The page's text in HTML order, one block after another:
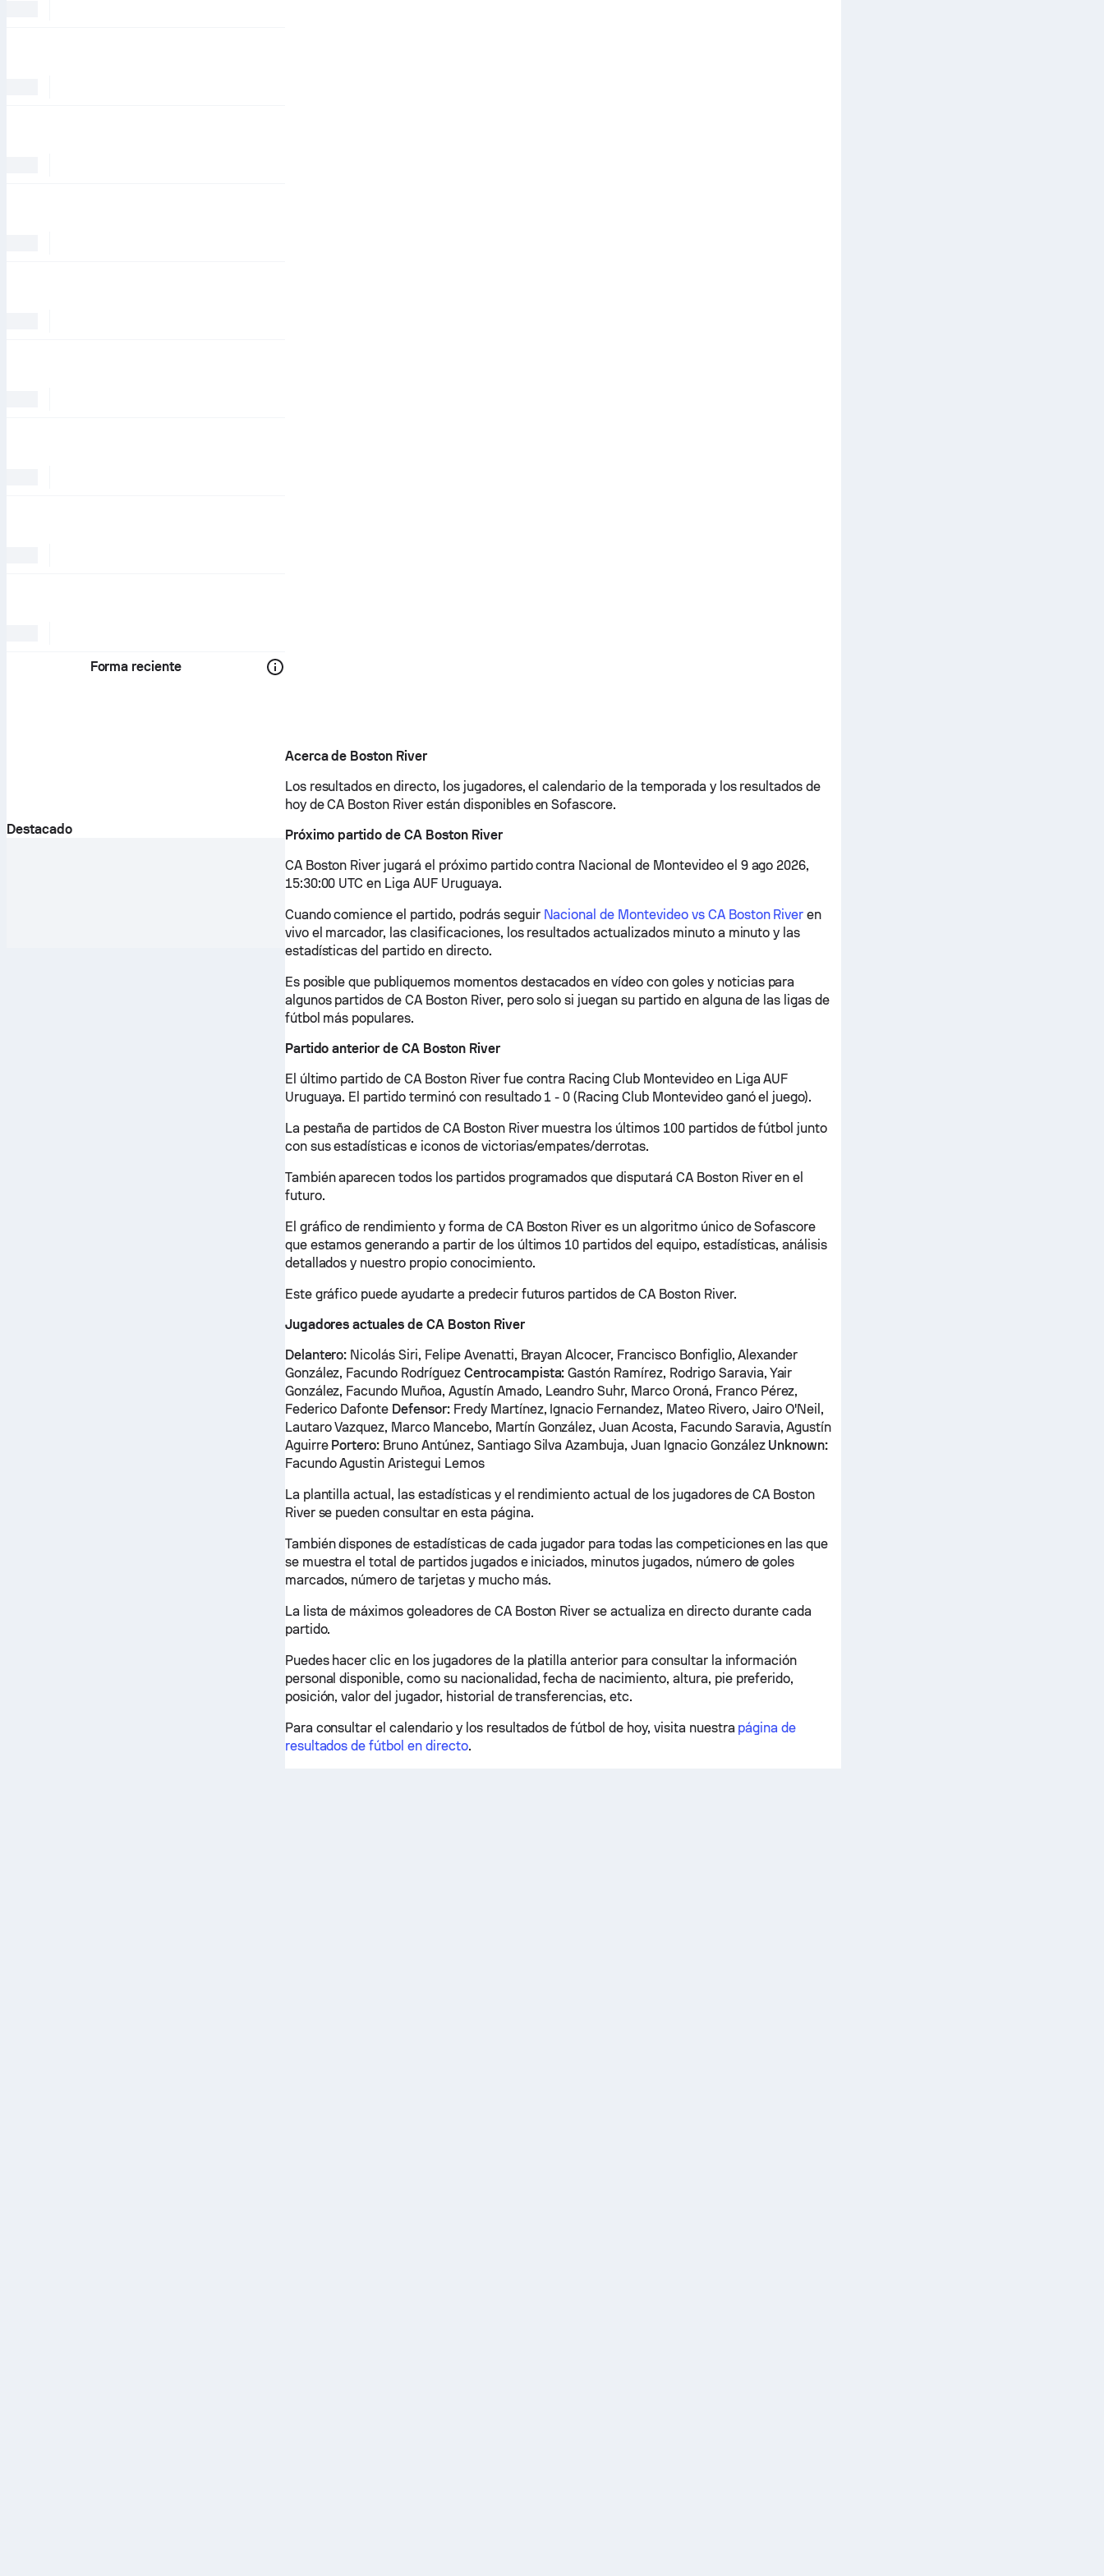
Forma reciente
Destacado
Acerca de Boston River
Los resultados en directo, los jugadores, el calendario de la temporada y los resultados de
hoy de CA Boston River están disponibles en Sofascore.
Próximo partido de CA Boston River
CA Boston River jugará el próximo partido contra Nacional de Montevideo el 9 ago 2026,
15:30:00 UTC en Liga AUF Uruguaya.
Cuando comience el partido, podrás seguir Nacional de Montevideo vs CA Boston River en
vivo el marcador, las clasificaciones, los resultados actualizados minuto a minuto y las
estadísticas del partido en directo.
Es posible que publiquemos momentos destacados en vídeo con goles y noticias para
algunos partidos de CA Boston River, pero solo si juegan su partido en alguna de las ligas de
fútbol más populares.
Partido anterior de CA Boston River
El último partido de CA Boston River fue contra Racing Club Montevideo en Liga AUF
Uruguaya. El partido terminó con resultado 1 - 0 (Racing Club Montevideo ganó el juego).
La pestaña de partidos de CA Boston River muestra los últimos 100 partidos de fútbol junto
con sus estadísticas e iconos de victorias/empates/derrotas.
También aparecen todos los partidos programados que disputará CA Boston River en el
futuro.
El gráfico de rendimiento y forma de CA Boston River es un algoritmo único de Sofascore
que estamos generando a partir de los últimos 10 partidos del equipo, estadísticas, análisis
detallados y nuestro propio conocimiento.
Este gráfico puede ayudarte a predecir futuros partidos de CA Boston River.
Jugadores actuales de CA Boston River
Delantero: Nicolás Siri, Felipe Avenatti, Brayan Alcocer, Francisco Bonfiglio, Alexander
González, Facundo Rodríguez Centrocampista: Gastón Ramírez, Rodrigo Saravia, Yair
González, Facundo Muñoa, Agustín Amado, Leandro Suhr, Marco Oroná, Franco Pérez,
Federico Dafonte Defensor:Fredy Martínez, Ignacio Fernandez, Mateo Rivero, Jairo O'Neil,
Lautaro Vazquez, Marco Mancebo, Martín González, Juan Acosta, Facundo Saravia, Agustín
Aguirre Portero: Bruno Antúnez, Santiago Silva Azambuja, Juan Ignacio González Unknown:
Facundo Agustin Aristegui Lemos
La plantilla actual, las estadísticas y el rendimiento actual de los jugadores de CA Boston
River se pueden consultar en esta página.
También dispones de estadísticas de cada jugador para todas las competiciones en las que
se muestra el total de partidos jugados e iniciados, minutos jugados, número de goles
marcados, número de tarjetas y mucho más.
La lista de máximos goleadores de CA Boston River se actualiza en directo durante cada
partido.
Puedes hacer clic en los jugadores de la platilla anterior para consultar la información
personal disponible, como su nacionalidad, fecha de nacimiento, altura, pie preferido,
posición, valor del jugador, historial de transferencias, etc.
Para consultar el calendario y los resultados de fútbol de hoy, visita nuestra página de
resultados de fútbol en directo.